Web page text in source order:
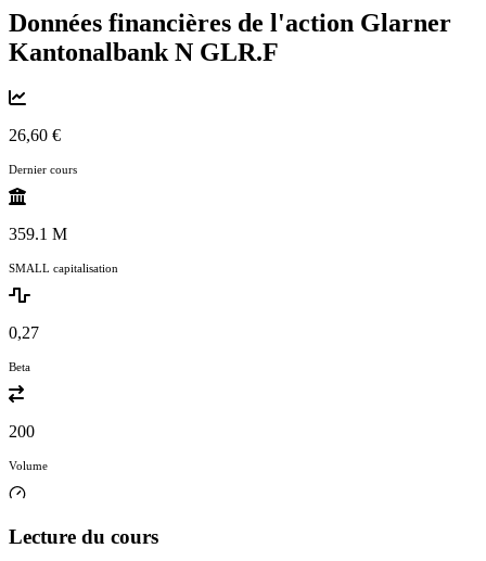
Données financières de l'action Glarner
Kantonalbank N GLR.F
26,60 €
Dernier cours
359.1 M
SMALL capitalisation
0,27
Beta
200
Volume
Lecture du cours